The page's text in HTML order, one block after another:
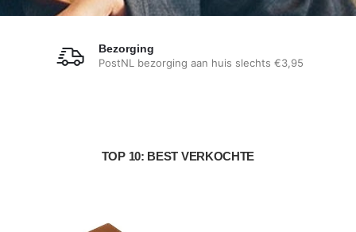
Bezorging
PostNL bezorging aan huis slechts €3,95
TOP 10: BEST VERKOCHTE